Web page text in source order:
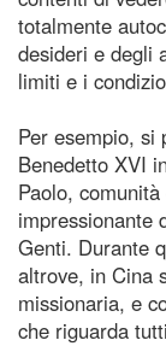
totalmente
desideri e degli
limiti e i
Per esempio, si
Benedetto XVI
Paolo,
impressionante
Genti. Durante
altrove, in Cina
missionaria, e
che riguarda